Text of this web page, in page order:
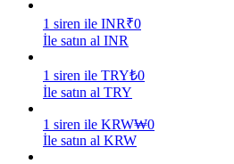
1 siren ile INR₹0
İle satın al INR
1 siren ile TRY₺0
İle satın al TRY
1 siren ile KRW₩0
İle satın al KRW